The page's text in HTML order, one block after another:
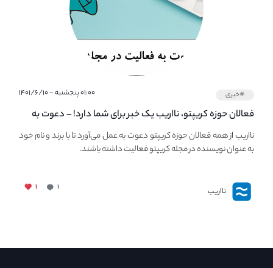
#خبری ۰۱:۰۰ پنجشنبه - ۱۴۰۱/۶/۱۰
فعالان حوزه کریپتو، نااریب یک خبر برای شما دارد! – دعوت به
فعالیت در مجله کریپتو
نااریب از همه فعالان حوزه کریپتو دعوت به عمل می‌آورد تا با برند و نام خود
به عنوان نویسنده در مجله کریپتو فعالیت داشته باشند.
نااریب ۱ ۱